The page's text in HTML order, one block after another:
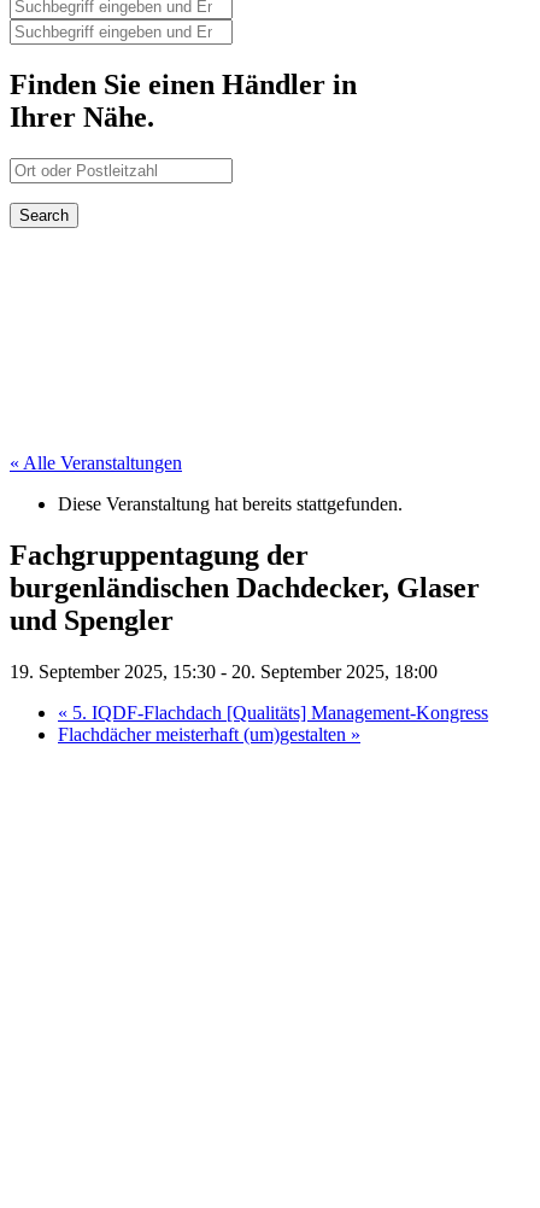
Finden Sie einen Händler in
Ihrer Nähe.
« Alle Veranstaltungen
Diese Veranstaltung hat bereits stattgefunden.
Fachgruppentagung der
burgenländischen Dachdecker, Glaser
und Spengler
19. September 2025, 15:30 - 20. September 2025, 18:00
« 5. IQDF-Flachdach [Qualitäts] Management-Kongress
Flachdächer meisterhaft (um)gestalten »